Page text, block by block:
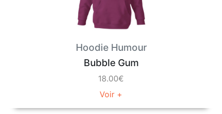
Hoodie Humour
Bubble Gum
18.00€
Voir +